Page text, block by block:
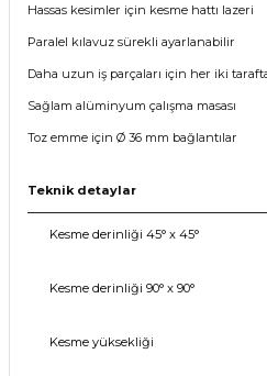
Hassas kesimler için kesme hattı lazeri
Paralel kılavuz sürekli ayarlanabilir
Daha uzun iş parçaları için her iki
Sağlam alüminyum çalışma masası
Toz emme için Ø 36 mm bağlantılar
Teknik detaylar
Kesme derinliği 45° x 45°
Kesme derinliği 90° x 90°
Kesme yüksekliği